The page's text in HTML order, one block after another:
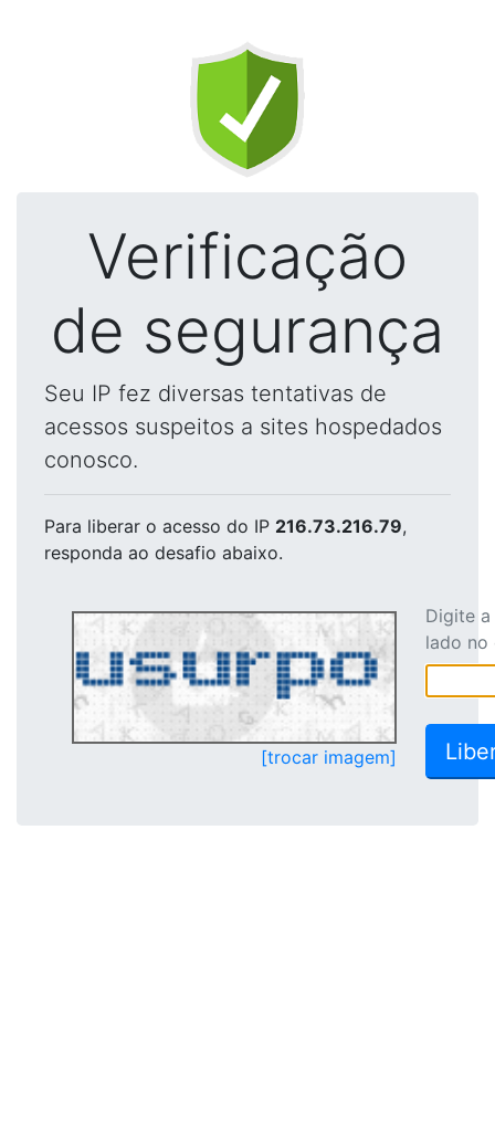
Verificação
de segurança
Seu IP fez diversas tentativas de
acessos suspeitos a sites hospedados
conosco.
Para liberar o acesso do IP 216.73.216.79,
responda ao desafio abaixo.
[trocar imagem]
Digite
lado no